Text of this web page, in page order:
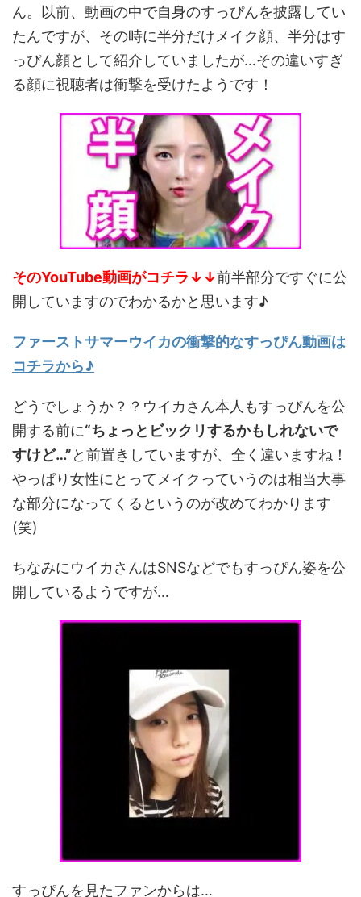
ん。以前、動画の中で自身のすっぴんを披露してい
たんですが、その時に半分だけメイク顔、半分はす
っぴん顔として紹介していましたが…その違いすぎ
る顔に視聴者は衝撃を受けたようです！
そのYouTube動画がコチラ↓↓前半部分ですぐに公
開していますのでわかるかと思います♪
ファーストサマーウイカの衝撃的なすっぴん動画は
コチラから♪
どうでしょうか？？ウイカさん本人もすっぴんを公
開する前に“ちょっとビックリするかもしれないで
すけど…”と前置きしていますが、全く違いますね！
やっぱり女性にとってメイクっていうのは相当大事
な部分になってくるというのが改めてわかります
(笑)
ちなみにウイカさんはSNSなどでもすっぴん姿を公
開しているようですが…
すっぴんを見たファンからは…